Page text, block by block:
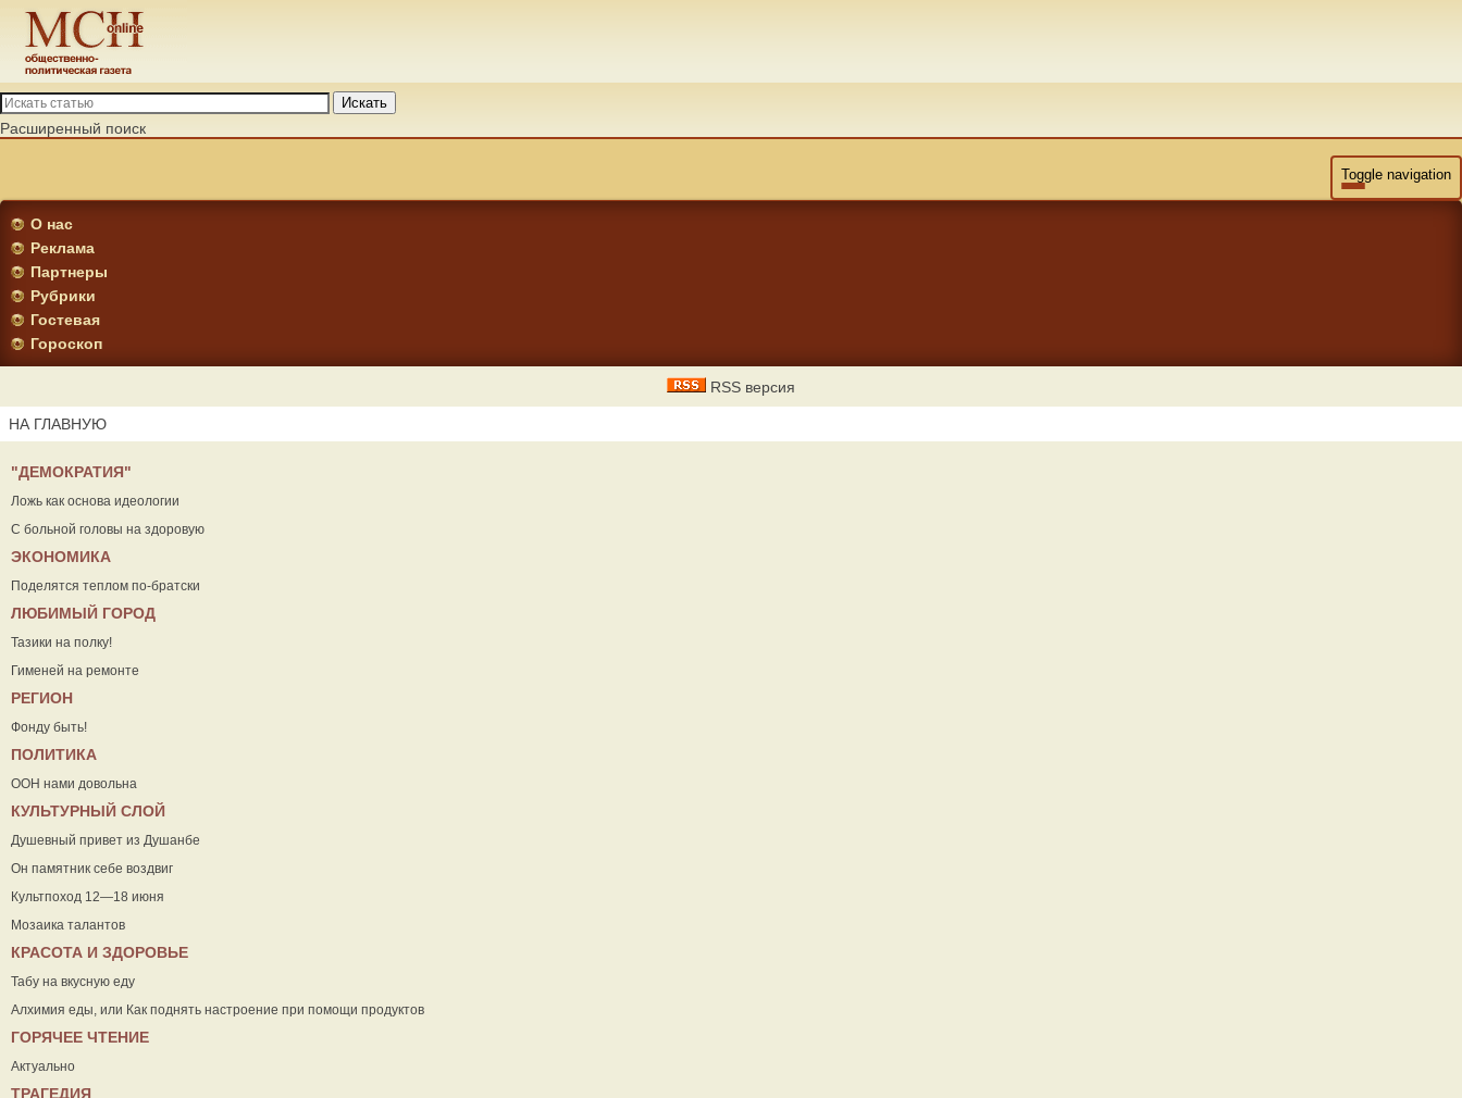
Искать
Расширенный поиск
Toggle navigation
О нас
Реклама
Партнеры
Рубрики
Гостевая
Гороскоп
RSS версия
НА ГЛАВНУЮ
"ДЕМОКРАТИЯ"
Ложь как основа идеологии
С больной головы на здоровую
ЭКОНОМИКА
Поделятся теплом по-братски
ЛЮБИМЫЙ ГОРОД
Тазики на полку!
Гименей на ремонте
РЕГИОН
Фонду быть!
ПОЛИТИКА
ООН нами довольна
КУЛЬТУРНЫЙ СЛОЙ
Душевный привет из Душанбе
Он памятник себе воздвиг
Культпоход 12—18 июня
Мозаика талантов
КРАСОТА И ЗДОРОВЬЕ
Табу на вкусную еду
Алхимия еды, или Как поднять настроение при помощи продуктов
ГОРЯЧЕЕ ЧТЕНИЕ
Актуально
ТРАГЕДИЯ